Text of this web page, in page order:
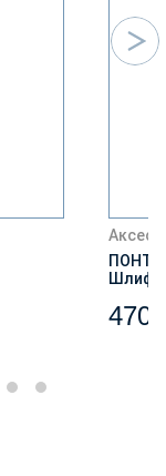
ПОНТО/